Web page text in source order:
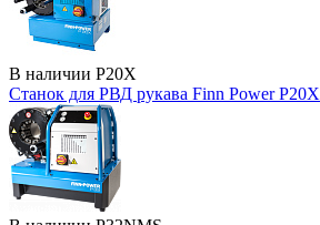
В наличии P20X
Станок для РВД рукава Finn Power P20X